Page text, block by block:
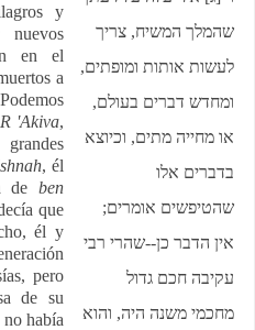
y
nuevos
en el
a
R 'Akiva,
, él
de ben
que
él y
pero
de su
había
שהמלך המשיח, צריך
לעשות אותות ומופתים,
ומחדש דברים בעולם,
או מחייה מתים, וכיוצא
בדברים אלו
שהטיפשים אומרים;
אין הדבר כן--שהרי רבי
עקיבה חכם גדול
מחכמי משנה היה, והוא